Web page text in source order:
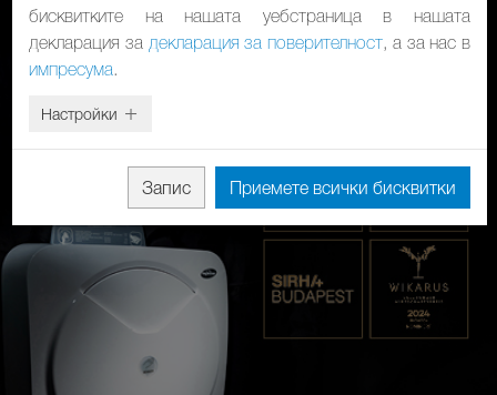
бисквитките на нашата уебстраница в нашата
декларация за декларация за поверителност, а за нас в
импресума.
Настройки
Запис Приемете всички бисквитки